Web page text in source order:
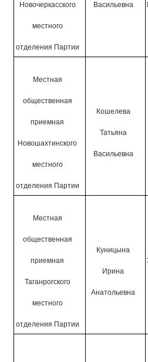
Новочеркасского
местного
отделения Партии
Васильевна
Местная
общественная
приемная
Новошахтинского
местного
отделения Партии
Кошелева
Татьяна
Васильевна
Местная
общественная
приемная
Таганрогского
местного
отделения Партии
Куницына
Ирина
Анатольевна